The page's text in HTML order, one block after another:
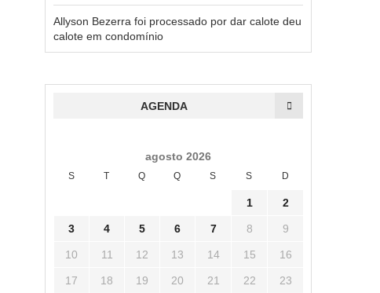
Allyson Bezerra foi processado por dar calote deu
calote em condomínio
AGENDA
agosto 2026
S T Q Q S S D
1 2
3 4 5 6 7 8 9
10 11 12 13 14 15 16
17 18 19 20 21 22 23